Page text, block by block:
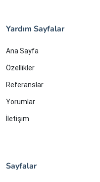
Yardım Sayfalar
Ana Sayfa
Özellikler
Referanslar
Yorumlar
İletişim
Sayfalar